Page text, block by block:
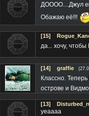
ДОООО....Джул
Обажаю её!!!
[15]
да... хочу,
[14] graffie
Классно.
острове и
[13]
yeaaaa